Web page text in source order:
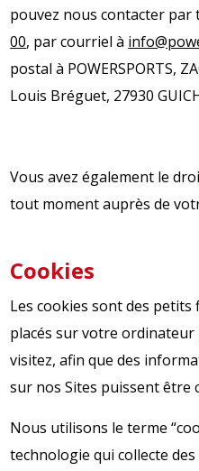
pouvez nous contacter par
00, par courriel à
postal à POWERSPORTS,
Louis Bréguet, 27930
Vous avez également le
tout moment auprès de
Cookies
Les cookies sont des
placés sur votre ordinateur
visitez, afin que des
sur nos Sites puissent être
Nous utilisons le terme
technologie qui collecte